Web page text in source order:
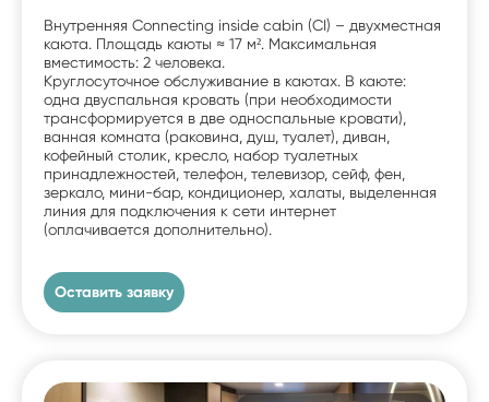
Внутренняя Connecting inside cabin (CI) – двухместная
каюта. Площадь каюты ≈ 17 м². Максимальная
вместимость: 2 человека.
Круглосуточное обслуживание в каютах. В каюте:
одна двуспальная кровать (при необходимости
трансформируется в две односпальные кровати),
ванная комната (раковина, душ, туалет), диван,
кофейный столик, кресло, набор туалетных
принадлежностей, телефон, телевизор, сейф, фен,
зеркало, мини-бар, кондиционер, халаты, выделенная
линия для подключения к сети интернет
(оплачивается дополнительно).
Оставить заявку